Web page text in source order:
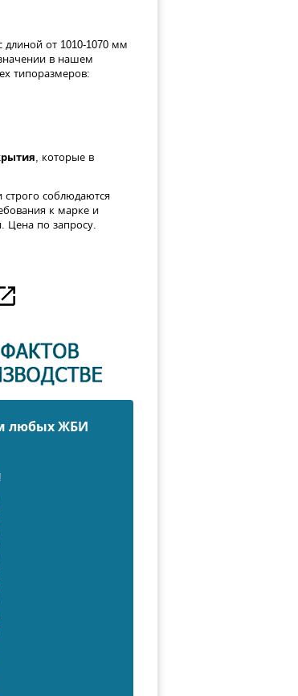
длиной от 1010-1070 мм
в нашем
типоразмеров:
, которые в
строго соблюдаются
к марке и
Цена по запросу.
любых ЖБИ